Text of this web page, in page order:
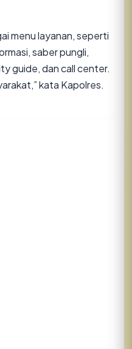
menu layanan, seperti
saber pungli,
guide, dan call center.
kata Kapolres.